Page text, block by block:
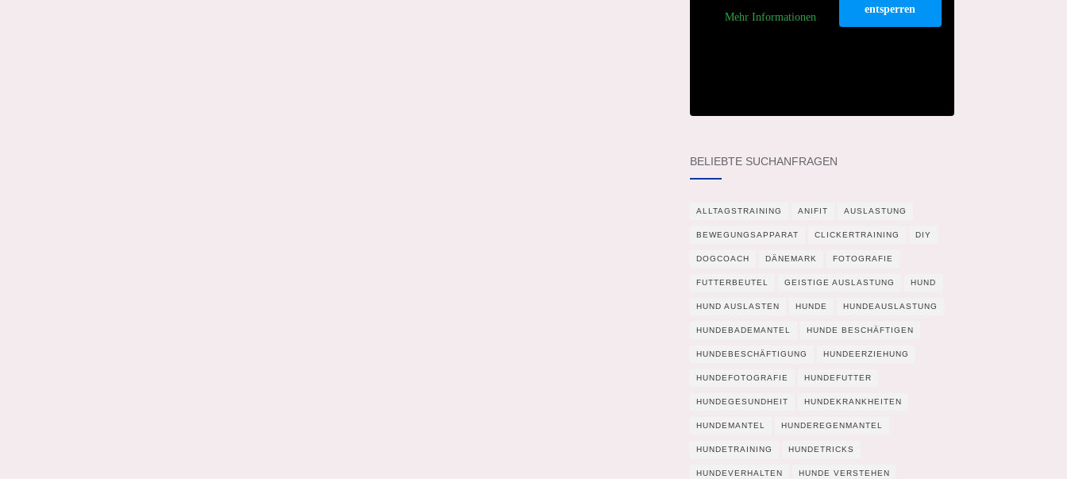
Mehr Informationen
entsperren
BELIEBTE SUCHANFRAGEN
ALLTAGSTRAINING ANIFIT AUSLASTUNG
BEWEGUNGSAPPARAT CLICKERTRAINING DIY
DOGCOACH DÄNEMARK FOTOGRAFIE
FUTTERBEUTEL GEISTIGE AUSLASTUNG HUND
HUND AUSLASTEN HUNDE HUNDEAUSLASTUNG
HUNDEBADEMANTEL HUNDE BESCHÄFTIGEN
HUNDEBESCHÄFTIGUNG HUNDEERZIEHUNG
HUNDEFOTOGRAFIE HUNDEFUTTER
HUNDEGESUNDHEIT HUNDEKRANKHEITEN
HUNDEMANTEL HUNDEREGENMANTEL
HUNDETRAINING HUNDETRICKS
HUNDEVERHALTEN HUNDE VERSTEHEN